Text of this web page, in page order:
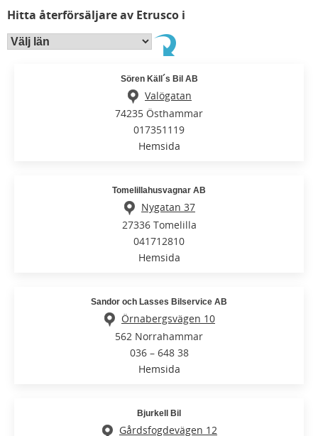
Hitta återförsäljare av Etrusco i
Sören Käll´s Bil AB
Valögatan
74235 Östhammar
017351119
Hemsida
Tomelillahusvagnar AB
Nygatan 37
27336 Tomelilla
041712810
Hemsida
Sandor och Lasses Bilservice AB
Örnabergsvägen 10
562 Norrahammar
036 – 648 38
Hemsida
Bjurkell Bil
Gårdsfogdevägen 12